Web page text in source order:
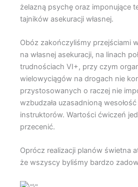
żelazną psychę oraz imponujące
tajników asekuracji własnej.
Obóz zakończyliśmy przejściami
na własnej asekuracji, na linach
trudnościach VI+, przy czym
wielowyciągów na drogach nie
przystosowanych o raczej nie
wzbudzała uzasadnioną
instruktorów. Wartości ćwiczeń
przecenić.
Oprócz realizacji planów świetna
że wszyscy byliśmy bardzo